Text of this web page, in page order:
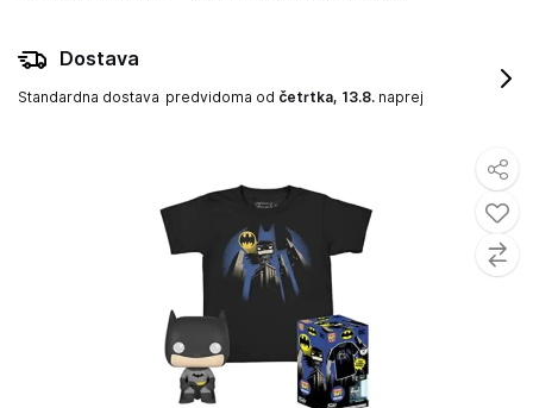
Dostava
Standardna dostava predvidoma od četrtka, 13.8. naprej